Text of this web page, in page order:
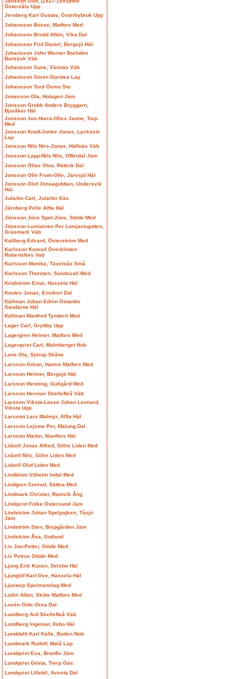
Östervåla Upp
Jernberg Karl Gustav, Österbybruk Upp
Johansson Bosse, Matfors Med
Johansson Brodd Albin, Vika Dal
Johansson Frid Daniel, Bergsjö Häl
Johansson John Werner Burliden
Burträsk Väb
Johansson Sune, Vännäs Väb
Johansson Sören Dorotea Lap
Johansson Tord Ösmo Sto
Jonasson Ola, Hotagen Jäm
Jonsson Grubb Anders Bryggarn,
Bjuråker Häl
Jonsson Jon Hurra-Olles Janne, Torp
Med
Jonsson Knaft-Jonke Jonas, Lycksele
Lap
Jonsson Nils Nirs-Jonas, Hällnäs Väb
Jonsson Lapp-Nils Nils, Offerdal Jäm
Jonsson Ollas Olov, Rättvik Dal
Jonsson Olle From-Olle, Järvsjö Häl
Jonsson Olof Jönsagubben, Undersvik
Häl
Jularbo Carl, Jularbo Gäs
Järnberg Pelle Alfta Häl
Jönsson Jöns Spel-Jöns, Stöde Med
Jönsson Lumiainen Per Lomjansgutten,
Gräsmark Väb
Kallberg Edvard, Österström Med
Karlsson Konrad Överklinten
Robertsfors Vab
Karlsson Monika, Tävelsås Små
Karlsson Thorsten, Sundsvall Med
Kindström Einar, Hassela Häl
Knutes Jonas, Enviken Dal
Källman Johan Edvin Östanbo
Sandarne Häl
Källman Manfred Tynderö Med
Lager Carl, Gryttby Upp
Lagergren Helmer, Matfors Med
Lagerqvist Carl, Malmberget Nob
Lans Ola, Sjörup Skåne
Larsson Göran, Hamre Matfors Med
Larsson Helmer, Bergsjö Häl
Larsson Henning, Gullgård Med
Larsson Herman Skellefteå Väb
Larsson Viksta-Lasse Johan Leonard,
Viksta Upp
Larsson Lars Malmyr, Alfta Häl
Larsson Lejsme Per, Malung Dal
Larsson Martin, Nianfors Häl
Lidzell Jonas Alfred, Sillre Liden Med
Lidzell Nils, Sillre Liden Med
Lidzell Olof Liden Med
Lindblom Vilhelm Indal Med
Lindgren Conrad, Sättna Med
Lindmark Christer, Ramvik Ång
Lindqvist Folke Östersund Jäm
Lindström Johan Spelpojken, Tåsjö
Jäm
Lindström Sten, Bispgården Jäm
Lindström Åsa, Gotland
Liv Jon-Petter, Stöde Med
Liv Petrus Stöde Med
Ljung Erik Kusen, Delsbo Häl
Ljunglöf Karl-Ove, Hassela Häl
Ljustorp Spelmanslag Med
Lodin Albin, Sköle Matfors Med
Lovén Göte Orsa Dal
Lundberg Ard Skellefteå Väb
Lundberg Ingemar, Ilsbo Häl
Lunddahl Karl Kalle, Boden Nob
Lundmark Rudolf, Malå Lap
Lundqvist Eva, Brunflo Jäm
Lundqvist Gösta, Tierp Gäs
Lundqvist Lillebil, Avesta Dal